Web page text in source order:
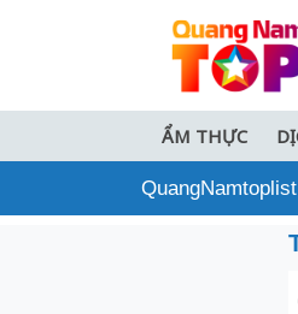
ẨM THỰC
QuangNamtoplist